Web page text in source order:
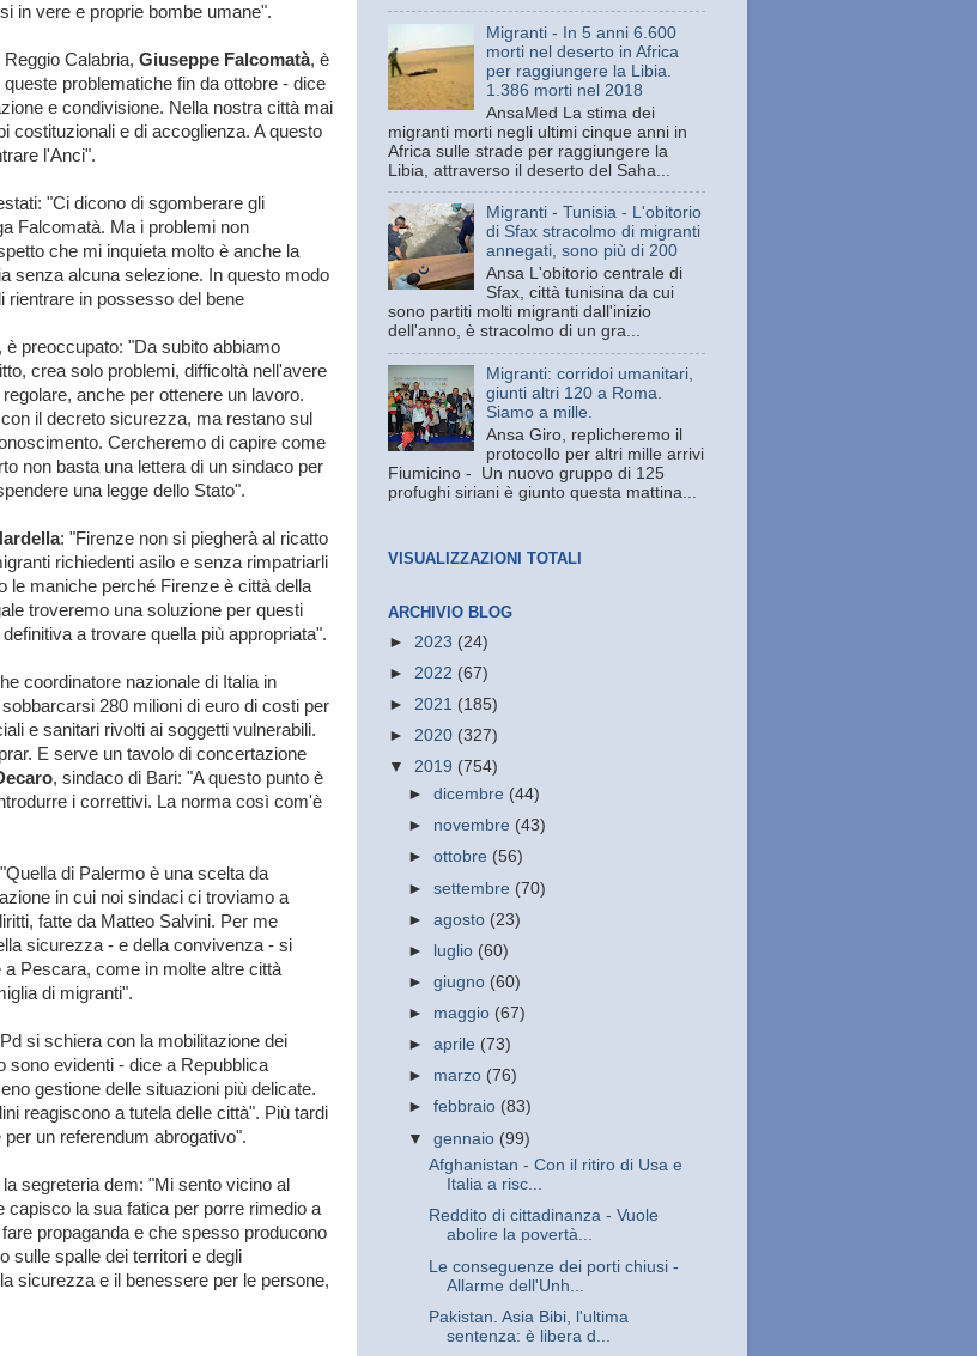
in vere e proprie bombe umane".
Calabria, Giuseppe Falcomatà, è
problematiche fin da ottobre - dice
e condivisione. Nella nostra città mai
costituzionali e di accoglienza. A questo
l'Anci".
"Ci dicono di sgomberare gli
Falcomatà. Ma i problemi non
che mi inquieta molto è anche la
senza alcuna selezione. In questo modo
rientrare in possesso del bene
è preoccupato: "Da subito abbiamo
crea solo problemi, difficoltà nell'avere
anche per ottenere un lavoro.
il decreto sicurezza, ma restano sul
Cercheremo di capire come
non basta una lettera di un sindaco per
una legge dello Stato".
: "Firenze non si piegherà al ricatto
richiedenti asilo e senza rimpatriarli
le maniche perché Firenze è città della
troveremo una soluzione per questi
a trovare quella più appropriata".
coordinatore nazionale di Italia in
280 milioni di euro di costi per
e sanitari rivolti ai soggetti vulnerabili.
E serve un tavolo di concertazione
, sindaco di Bari: "A questo punto è
i correttivi. La norma così com'è
di Palermo è una scelta da
in cui noi sindaci ci troviamo a
fatte da Matteo Salvini. Per me
sicurezza - e della convivenza - si
Pescara, come in molte altre città
di migranti".
si schiera con la mobilitazione dei
sono evidenti - dice a Repubblica
gestione delle situazioni più delicate.
reagiscono a tutela delle città". Più tardi
un referendum abrogativo".
segreteria dem: "Mi sento vicino al
la sua fatica per porre rimedio a
propaganda e che spesso producono
sulle spalle dei territori e degli
sicurezza e il benessere per le persone,
Migranti - In 5 anni 6.600
morti nel deserto in Africa
per raggiungere la Libia.
1.386 morti nel 2018
AnsaMed La stima dei
migranti morti negli ultimi cinque anni in
Africa sulle strade per raggiungere la
Libia, attraverso il deserto del Saha...
Migranti - Tunisia - L'obitorio
di Sfax stracolmo di migranti
annegati, sono più di 200
Ansa L'obitorio centrale di
Sfax, città tunisina da cui
sono partiti molti migranti dall'inizio
dell'anno, è stracolmo di un gra...
Migranti: corridoi umanitari,
giunti altri 120 a Roma.
Siamo a mille.
Ansa Giro, replicheremo il
protocollo per altri mille arrivi
Fiumicino - Un nuovo gruppo di 125
profughi siriani è giunto questa mattina...
VISUALIZZAZIONI TOTALI
ARCHIVIO BLOG
► 2023 (24)
► 2022 (67)
► 2021 (185)
► 2020 (327)
▼ 2019 (754)
►dicembre (44)
► novembre (43)
►ottobre (56)
►settembre (70)
►agosto (23)
►
luglio (60)
►giugno (60)
► maggio (67)
►aprile (73)
► marzo (76)
►febbraio (83)
▼gennaio (99)
Afghanistan - Con il ritiro di Usa e
Italia a risc...
Reddito di cittadinanza - Vuole
abolire la povertà...
Le conseguenze dei porti chiusi -
Allarme dell'Unh...
Pakistan. Asia Bibi, l'ultima
sentenza: è libera d...